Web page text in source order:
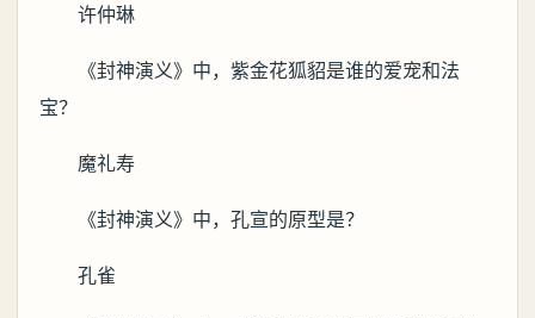
许仲琳
《封神演义》中，紫金花狐貂是谁的爱宠和法
宝？
魔礼寿
《封神演义》中，孔宣的原型是？
孔雀